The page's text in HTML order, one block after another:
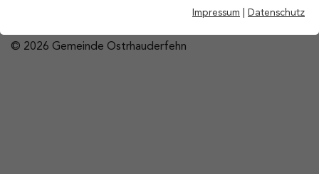
© 2026 Gemeinde Ostrhauderfehn
Impressum Datenschutz